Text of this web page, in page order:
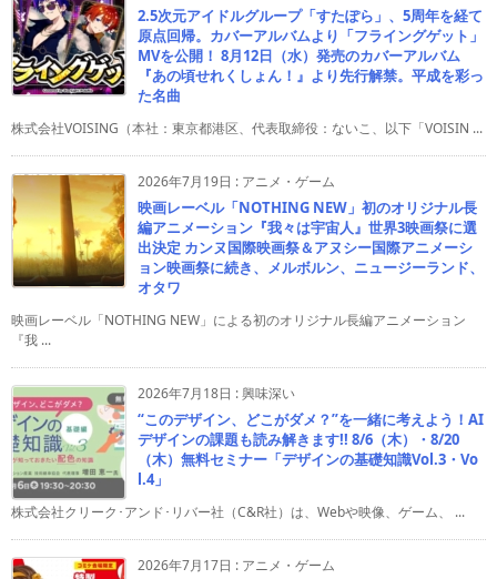
2.5次元アイドルグループ「すたぽら」、5周年を経て
原点回帰。カバーアルバムより「フライングゲット」
MVを公開！ 8月12日（水）発売のカバーアルバム
『あの頃せれくしょん！』より先行解禁。平成を彩っ
た名曲
株式会社VOISING（本社：東京都港区、代表取締役：ないこ、以下「VOISIN ...
2026年7月19日 : アニメ・ゲーム
映画レーベル「NOTHING NEW」初のオリジナル長
編アニメーション『我々は宇宙人』世界3映画祭に選
出決定 カンヌ国際映画祭＆アヌシー国際アニメーシ
ョン映画祭に続き、メルボルン、ニュージーランド、
オタワ
映画レーベル「NOTHING NEW」による初のオリジナル長編アニメーション
『我 ...
2026年7月18日 :興味深い
“このデザイン、どこがダメ？”を一緒に考えよう！AI
デザインの課題も読み解きます!! 8/6（木）・8/20
（木）無料セミナー「デザインの基礎知識Vol.3・Vo
l.4」
株式会社クリーク･アンド･リバー社（C&R社）は、Webや映像、ゲーム、 ...
2026年7月17日 : アニメ・ゲーム